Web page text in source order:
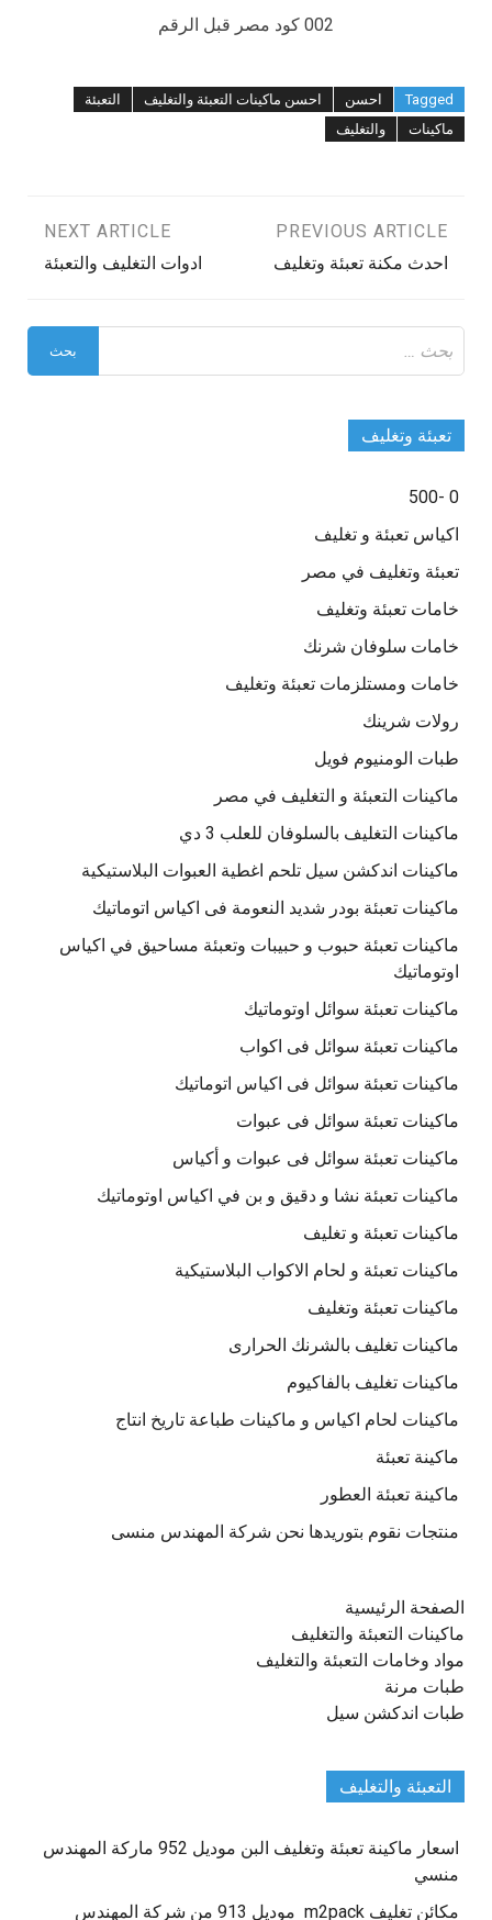
002 كود مصر قبل الرقم
Tagged احسن احسن ماكينات التعبئة والتغليف
التعبئة
ماكينات
والتغليف
تصفّح
PREVIOUS ARTICLE
احدث مكنة تعبئة وتغليف
NEXT ARTICLE
ادوات التغليف والتعبئة
عن:
تعبئة وتغليف
0 -500
اكياس تعبئة و تغليف
تعبئة وتغليف في مصر
خامات تعبئة وتغليف
خامات سلوفان شرنك
خامات ومستلزمات تعبئة وتغليف
رولات شرينك
طبات الومنيوم فويل
ماكينات التعبئة و التغليف في مصر
ماكينات التغليف بالسلوفان للعلب 3 دي
ماكينات اندكشن سيل تلحم اغطية العبوات البلاستيكية
ماكينات تعبئة بودر شديد النعومة فى اكياس اتوماتيك
ماكينات تعبئة حبوب و حبيبات وتعبئة مساحيق في اكياس
اوتوماتيك
ماكينات تعبئة سوائل اوتوماتيك
ماكينات تعبئة سوائل فى اكواب
ماكينات تعبئة سوائل فى اكياس اتوماتيك
ماكينات تعبئة سوائل فى عبوات
ماكينات تعبئة سوائل فى عبوات و أكياس
ماكينات تعبئة نشا و دقيق و بن في اكياس اوتوماتيك
ماكينات تعبئة و تغليف
ماكينات تعبئة و لحام الاكواب البلاستيكية
ماكينات تعبئة وتغليف
ماكينات تغليف بالشرنك الحرارى
ماكينات تغليف بالفاكيوم
ماكينات لحام اكياس و ماكينات طباعة تاريخ انتاج
ماكينة تعبئة
ماكينة تعبئة العطور
منتجات نقوم بتوريدها نحن شركة المهندس منسى
الصفحة الرئيسية
ماكينات التعبئة والتغليف
مواد وخامات التعبئة والتغليف
طبات مرنة
طبات اندكشن سيل
التعبئة والتغليف
اسعار ماكينة تعبئة وتغليف البن موديل 952 ماركة المهندس
منسي
مكائن تغليف m2pack موديل 913 من شركة المهندس